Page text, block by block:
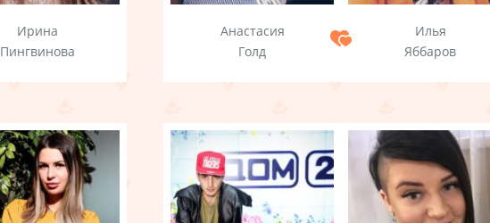
Ирина
Пингвинова
Анастасия
Голд
Илья
Яббаров